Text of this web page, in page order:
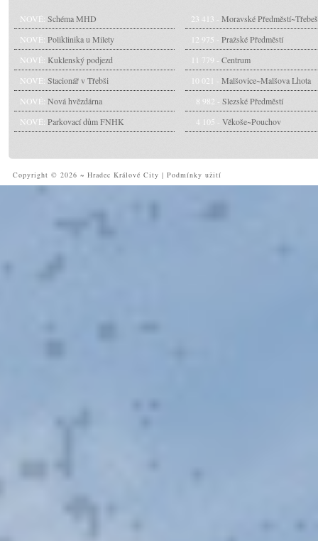
NOVÉ: Schéma MHD
NOVÉ: Poliklinika u Milety
NOVÉ: Kuklenský podjezd
NOVÉ: Stacionář v Třebši
NOVÉ: Nová hvězdárna
NOVÉ: Parkovací dům FNHK
23 413 - Moravské Předměstí~Třebeš
12 975 - Pražské Předměstí
11 779 - Centrum
10 021 - Malšovice~Malšova Lhota
8 982 - Slezské Předměstí
4 105 - Věkoše~Pouchov
Copyright © 2026 ~ Hradec Králové City | Podmínky užití